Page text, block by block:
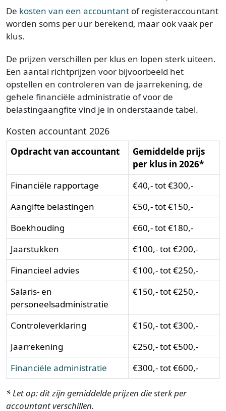
De kosten van een accountant of registeraccountant
worden soms per uur berekend, maar ook vaak per
klus.
De prijzen verschillen per klus en lopen sterk uiteen.
Een aantal richtprijzen voor bijvoorbeeld het
opstellen en controleren van de jaarrekening, de
gehele financiële administratie of voor de
belastingaangfite vind je in onderstaande tabel.
Kosten accountant 2026
Opdracht van accountant
Gemiddelde prijs
per klus in 2026*
Financiële rapportage
€40,- tot €300,-
Aangifte belastingen
€50,- tot €150,-
Boekhouding
€60,- tot €180,-
Jaarstukken
€100,- tot €200,-
Financieel advies
€100,- tot €250,-
Salaris- en
personeelsadministratie
€150,- tot €250,-
Controleverklaring
€150,- tot €300,-
Jaarrekening
€250,- tot €500,-
Financiële administratie
€300,- tot €600,-
* Let op: dit zijn gemiddelde prijzen die sterk per
accountant verschillen.